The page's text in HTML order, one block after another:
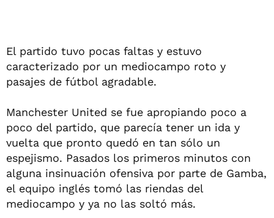
El partido tuvo pocas faltas y estuvo
caracterizado por un mediocampo roto y
pasajes de fútbol agradable.
Manchester United se fue apropiando poco a
poco del partido, que parecía tener un ida y
vuelta que pronto quedó en tan sólo un
espejismo. Pasados los primeros minutos con
alguna insinuación ofensiva por parte de Gamba,
el equipo inglés tomó las riendas del
mediocampo y ya no las soltó más.